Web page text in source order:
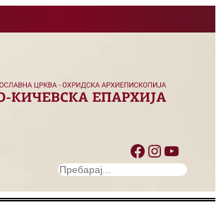
Facebook Instagram YouTube
S
a